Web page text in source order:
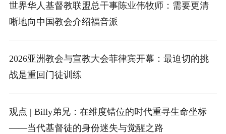
世界华人基督教联盟总干事陈业伟牧师：需要更清
晰地向中国教会介绍福音派
2026亚洲教会与宣教大会菲律宾开幕：最迫切的挑
战是重回门徒训练
观点 | Billy弟兄：在维度错位的时代重寻生命坐标
——当代基督徒的身份迷失与觉醒之路